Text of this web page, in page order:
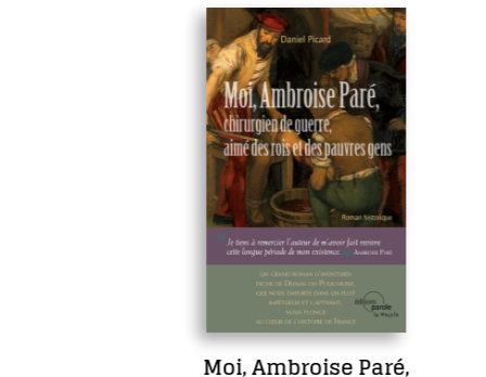
Moi, Ambroise Paré,